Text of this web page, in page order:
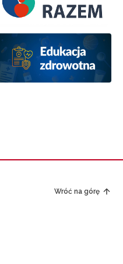
Wróć na górę